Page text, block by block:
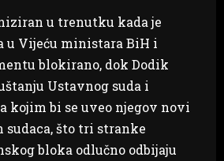
u trenutku kada je
u Vijeću ministara BiH i
blokirano, dok Dodik
Ustavnog suda i
kojim bi se uveo njegov novi
sudaca, što tri stranke
bloka odlučno odbijaju